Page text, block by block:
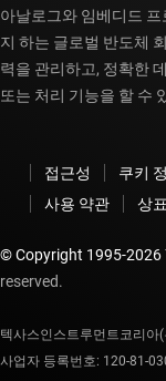
아날로그와 임베디드
지 하는 글로벌 반도체
력을 관리하고, 정확한
또는 처리 기능을 할 수
접근성 쿠키
사용 약관
상표
© Copyright 1995-2026
reserved.
텍사스인스트루먼트코리아
사업자 등록번호: 120-81-